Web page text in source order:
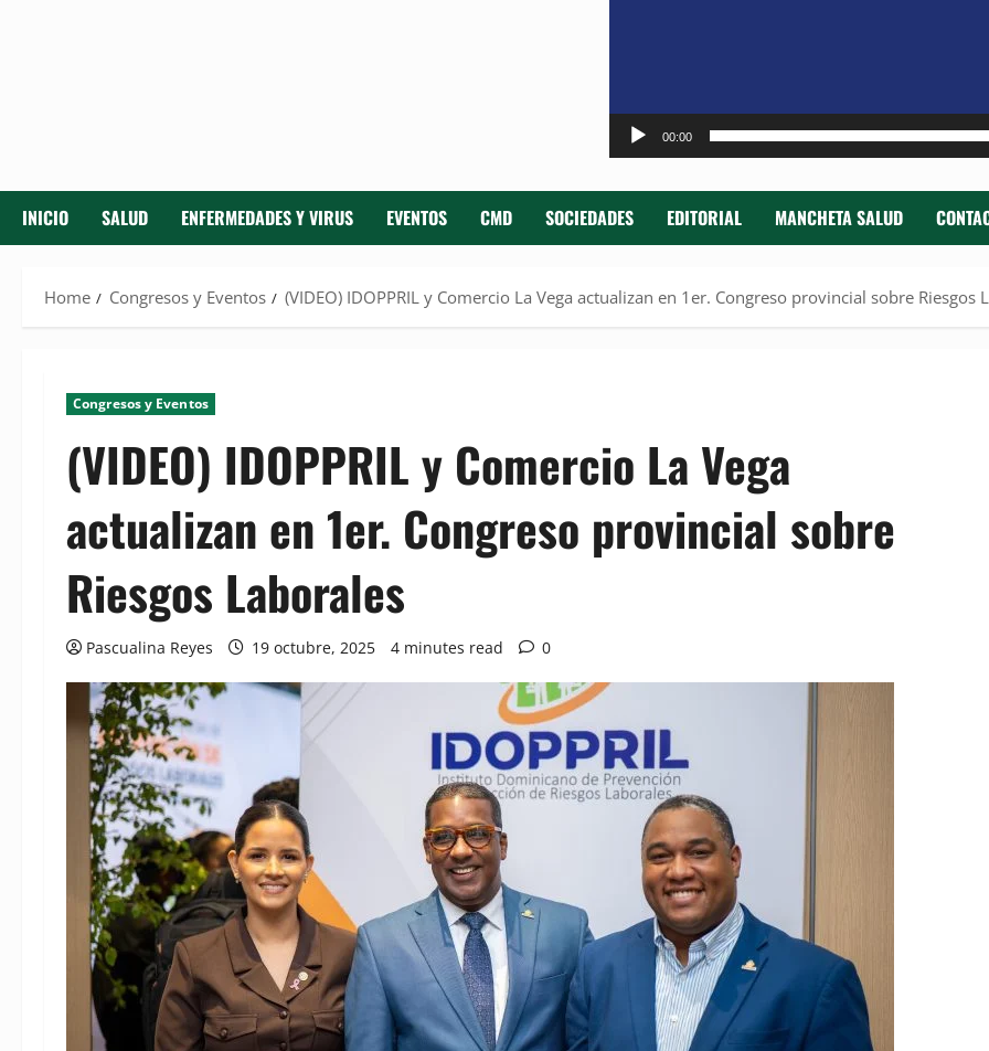
00:00
INICIO SALUD ENFERMEDADES Y VIRUS EVENTOS CMD SOCIEDADES EDITORIAL MANCHETA SALUD
Home Congresos y Eventos (VIDEO) IDOPPRIL y Comercio La Vega actualizan en 1er. Congreso provincial sobre Riesgos
Congresos y Eventos
(VIDEO) IDOPPRIL y Comercio La Vega
actualizan en 1er. Congreso provincial sobre
Riesgos Laborales
Pascualina Reyes 19 octubre, 2025 4 minutes read 0